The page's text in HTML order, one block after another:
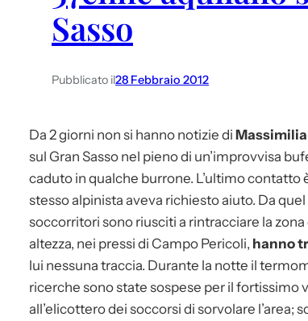
Sasso
Pubblicato il28 Febbraio 2012
Da 2 giorni non si hanno notizie di
sul Gran Sasso nel pieno di un’improvvisa
caduto in qualche burrone. L’ultimo contatto
stesso alpinista aveva richiesto aiuto. Da
soccorritori sono riusciti a rintracciare la
altezza, nei pressi di Campo Pericoli, hanno
lui nessuna traccia. Durante la notte il
ricerche sono state sospese per il fortissimo
all’elicottero dei soccorsi di sorvolare